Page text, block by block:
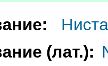
(лат.):